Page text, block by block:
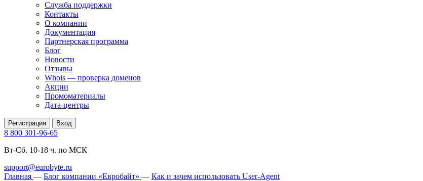
Служба поддержки
Контакты
О компании
Документация
Партнерская программа
Блог
Новости
Отзывы
Whois — проверка доменов
Акции
Промоматериалы
Дата-центры
Регистрация Вход
8 800 301-96-65
Вт-Сб. 10-18 ч. по МСК
support@eurobyte.ru
Главная — Блог компании «Евробайт» — Как и зачем использовать User-Agent